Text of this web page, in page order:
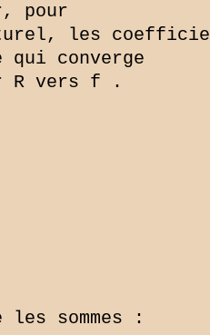
pour
les
qui converge
R vers f .
les sommes :